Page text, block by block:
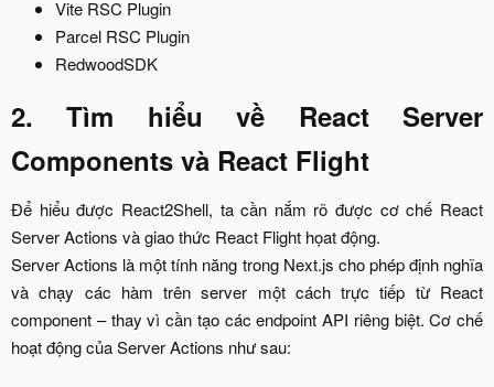
Vite RSC Plugin​
Parcel RSC Plugin​
RedwoodSDK​
2. Tìm hiểu về React Server
Components và React Flight
Để hiểu được React2Shell, ta cần nắm rõ được cơ chế React
Server Actions và giao thức React Flight họat động.
Server Actions là một tính năng trong Next.js cho phép định nghĩa
và chạy các hàm trên server một cách trực tiếp từ React
component – thay vì cần tạo các endpoint API riêng biệt. Cơ chế
hoạt động của Server Actions như sau: